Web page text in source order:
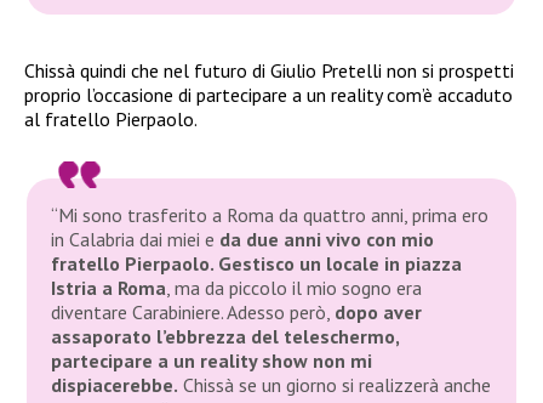
Chissà quindi che nel futuro di Giulio Pretelli non si prospetti
proprio l’occasione di partecipare a un reality com’è accaduto
al fratello Pierpaolo.
“Mi sono trasferito a Roma da quattro anni, prima ero
in Calabria dai miei e da due anni vivo con mio
fratello Pierpaolo. Gestisco un locale in piazza
Istria a Roma , ma da piccolo il mio sogno era
diventare Carabiniere. Adesso però, dopo aver
assaporato l’ebbrezza del teleschermo,
partecipare a un reality show non mi
dispiacerebbe. Chissà se un giorno si realizzerà anche